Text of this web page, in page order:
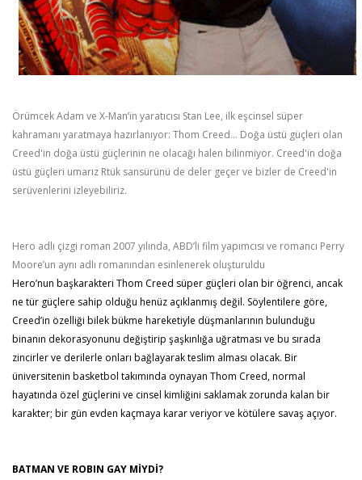
Örümcek Adam ve X-Man’in yaratıcısı Stan Lee, ilk eşcinsel süper
kahramanı yaratmaya hazırlanıyor: Thom Creed... Doğa üstü güçleri olan
Creed'in doğa üstü güçlerinin ne olacağı halen bilinmiyor. Creed'in doğa
üstü güçleri umarız Rtük sansürünü de deler geçer ve bizler de Creed'in
serüvenlerini izleyebiliriz.
Hero adlı çizgi roman 2007 yılında, ABD’li film yapımcısı ve romancı Perry
Moore’un aynı adlı romanından esinlenerek oluşturuldu
Hero’nun başkarakteri Thom Creed süper güçleri olan bir öğrenci, ancak
ne tür güçlere sahip olduğu henüz açıklanmış değil. Söylentilere göre,
Creed’in özelliği bilek bükme hareketiyle düşmanlarının bulunduğu
binanın dekorasyonunu değiştirip şaşkınlığa uğratması ve bu sırada
zincirler ve derilerle onları bağlayarak teslim alması olacak. Bir
üniversitenin basketbol takımında oynayan Thom Creed, normal
hayatında özel güçlerini ve cinsel kimliğini saklamak zorunda kalan bir
karakter; bir gün evden kaçmaya karar veriyor ve kötülere savaş açıyor.
BATMAN VE ROBIN GAY MİYDİ?